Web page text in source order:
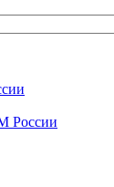
России